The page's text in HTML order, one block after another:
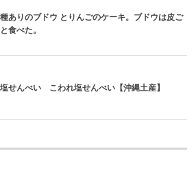
種ありのブドウ とりんごのケーキ。ブドウは皮ご
と食べた。
塩せんべい こわれ塩せんべい【沖縄土産】